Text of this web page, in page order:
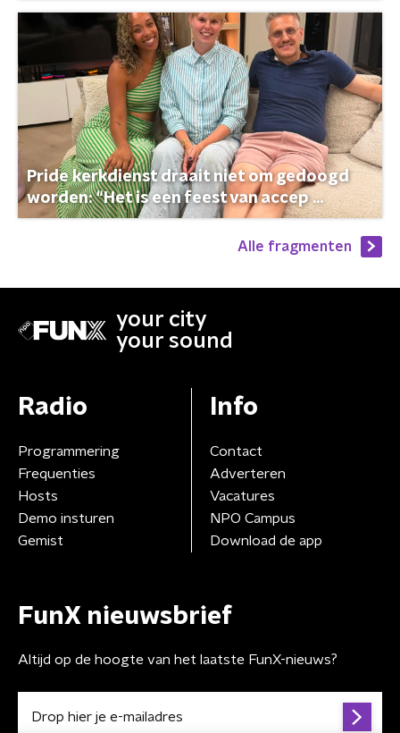
Pride kerkdienst draait niet om gedoogd
worden: “Het is een feest van accep ...
Alle fragmenten
your city
your sound
Radio
Programmering
Frequenties
Hosts
Demo insturen
Gemist
Info
Contact
Adverteren
Vacatures
NPO Campus
Download de app
FunX nieuwsbrief
Altijd op de hoogte van het laatste FunX-nieuws?